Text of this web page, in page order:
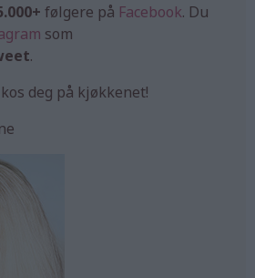
følgere på Facebook. Du
som
.
deg på kjøkkenet!